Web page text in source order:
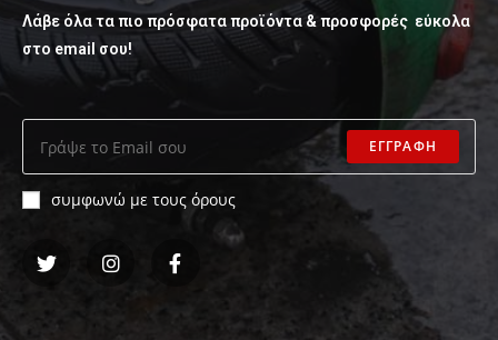
Λάβε όλα τα πιο πρόσφατα προϊόντα & προσφορές εύκολα
στο email σου!
ΕΓΓΡΑΦΗ
συμφωνώ με τους όρους